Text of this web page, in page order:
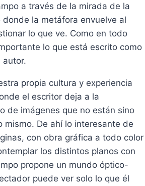
a través de la mirada de la
la metáfora envuelve al
lo que ve. Como en todo
lo que está escrito como
autor.
propia cultura y experiencia
el escritor deja a la
de imágenes que no están sino
mismo. De ahí lo interesante de
con obra gráfica a todo color
los distintos planos con
propone un mundo óptico-
puede ver solo lo que él